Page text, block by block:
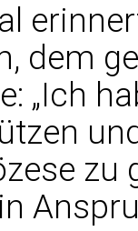
dem
„Ich